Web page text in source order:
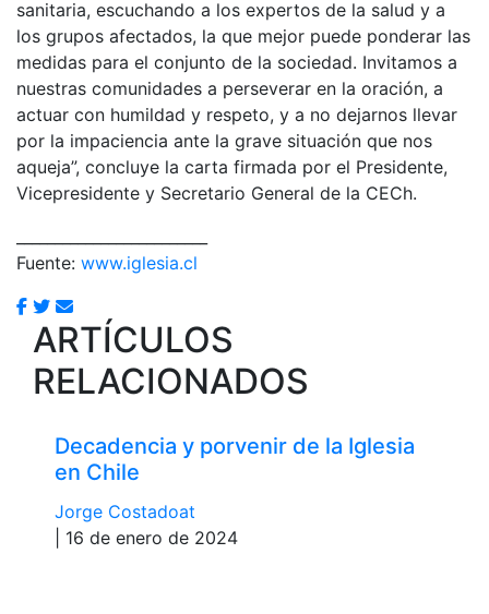
sanitaria, escuchando a los expertos de la salud y a
los grupos afectados, la que mejor puede ponderar las
medidas para el conjunto de la sociedad. Invitamos a
nuestras comunidades a perseverar en la oración, a
actuar con humildad y respeto, y a no dejarnos llevar
por la impaciencia ante la grave situación que nos
aqueja”, concluye la carta firmada por el Presidente,
Vicepresidente y Secretario General de la CECh.
Fuente: www.iglesia.cl
ARTÍCULOS
RELACIONADOS
Decadencia y porvenir de la Iglesia
en Chile
Jorge Costadoat
| 16 de enero de 2024